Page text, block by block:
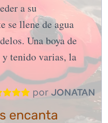
a su
se llene de agua
Una boya de
y tenido varias, la
por JONATAN
encanta